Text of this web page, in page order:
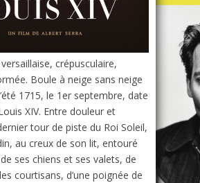
crépusculaire,
Boule à neige sans neige
1715, le 1er septembre, date
XIV. Entre douleur et
tour de piste du Roi Soleil,
au creux de son lit, entouré
ses chiens et ses valets, de
courtisans, d’une poignée de